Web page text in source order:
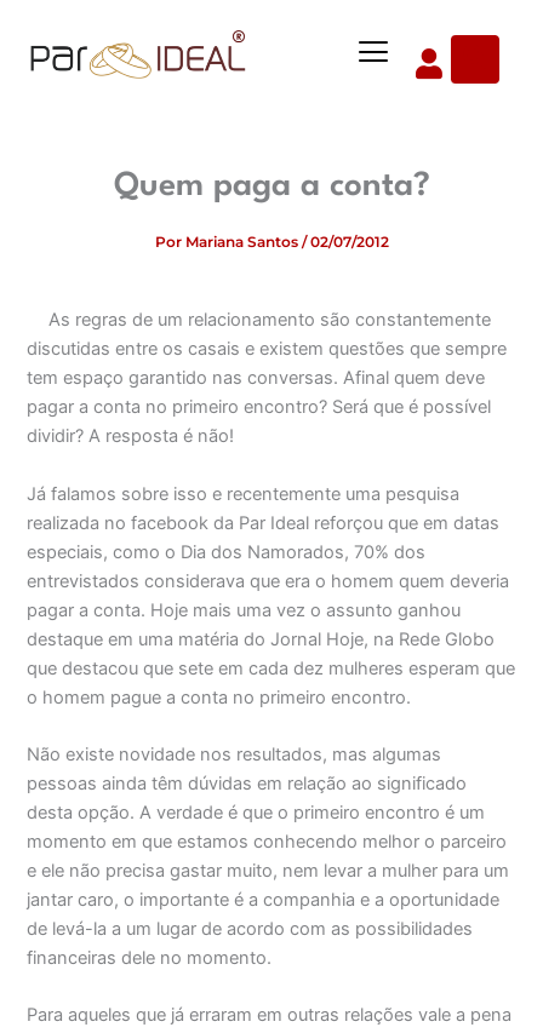
para
Menu
Quem paga a conta?
Por Mariana Santos /02/07/2012
As regras de um relacionamento são constantemente
discutidas entre os casais e existem questões que sempre
tem espaço garantido nas conversas. Afinal quem deve
pagar a conta no primeiro encontro? Será que é possível
dividir? A resposta é não!
Já falamos sobre isso e recentemente uma pesquisa
realizada no facebook da Par Ideal reforçou que em datas
especiais, como o Dia dos Namorados, 70% dos
entrevistados considerava que era o homem quem deveria
pagar a conta. Hoje mais uma vez o assunto ganhou
destaque em uma matéria do Jornal Hoje, na Rede Globo
que destacou que sete em cada dez mulheres esperam que
o homem pague a conta no primeiro encontro.
Não existe novidade nos resultados, mas algumas
pessoas ainda têm dúvidas em relação ao significado
desta opção. A verdade é que o primeiro encontro é um
momento em que estamos conhecendo melhor o parceiro
e ele não precisa gastar muito, nem levar a mulher para um
jantar caro, o importante é a companhia e a oportunidade
de levá-la a um lugar de acordo com as possibilidades
financeiras dele no momento.
Para aqueles que já erraram em outras relações vale a pena